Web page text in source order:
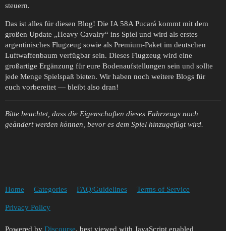
steuern.
Das ist alles für diesen Blog! Die IA 58A Pucará kommt mit dem
großen Update „Heavy Cavalry“ ins Spiel und wird als erstes
argentinisches Flugzeug sowie als Premium-Paket im deutschen
Luftwaffenbaum verfügbar sein. Dieses Flugzeug wird eine
großartige Ergänzung für eure Bodenaufstellungen sein und sollte
jede Menge Spielspaß bieten. Wir haben noch weitere Blogs für
euch vorbereitet — bleibt also dran!
Bitte beachtet, dass die Eigenschaften dieses Fahrzeugs noch
geändert werden können, bevor es dem Spiel hinzugefügt wird.
Home Categories FAQ/Guidelines Terms of Service
Privacy Policy
Powered by Discourse, best viewed with JavaScript enabled